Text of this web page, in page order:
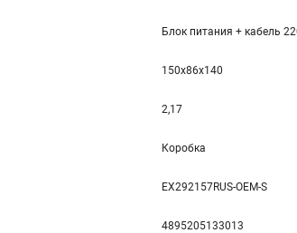
Блок питания + кабель
150x86x140
2,17
Коробка
EX292157RUS-OEM-S
4895205133013